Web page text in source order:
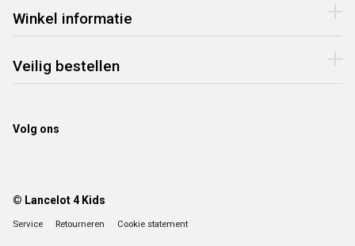
Winkel informatie
Veilig bestellen
Volg ons
© Lancelot 4 Kids
Service Retourneren Cookie statement